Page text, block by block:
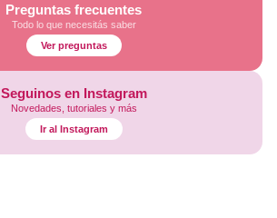
Preguntas frecuentes
Todo lo que necesitás saber
Ver preguntas
Seguinos en Instagram
Novedades, tutoriales y más
Ir al Instagram